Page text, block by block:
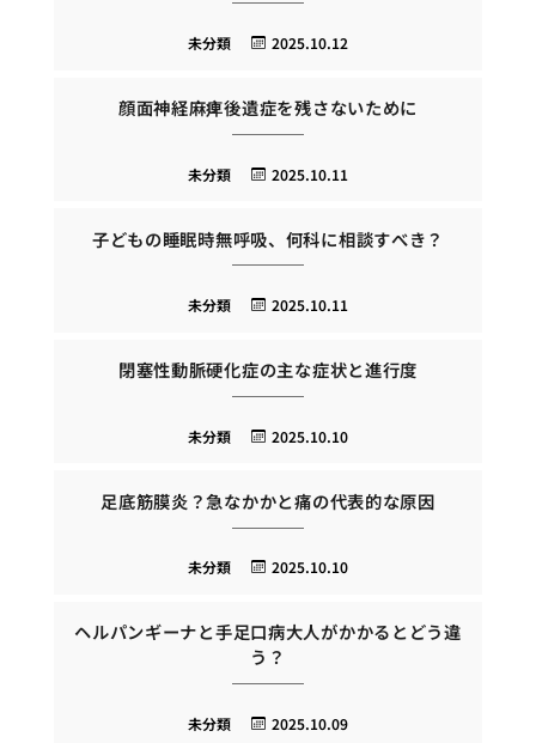
2025.10.12
未分類
顔面神経麻痺後遺症を残さないために
2025.10.11
未分類
子どもの睡眠時無呼吸、何科に相談すべき？
2025.10.11
未分類
閉塞性動脈硬化症の主な症状と進行度
2025.10.10
未分類
足底筋膜炎？急なかかと痛の代表的な原因
2025.10.10
未分類
ヘルパンギーナと手足口病大人がかかるとどう違
う？
2025.10.09
未分類